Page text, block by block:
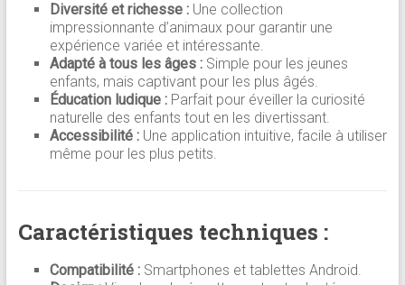
Diversité et richesse :Une collection
impressionnante d’animaux pour garantir une
expérience variée et intéressante.
Adapté à tous les âges :Simple pour les jeunes
enfants, mais captivant pour les plus âgés.
Éducation ludique :Parfait pour éveiller la curiosité
naturelle des enfants tout en les divertissant.
Accessibilité :Une application intuitive, facile à utiliser
même pour les plus petits.
Caractéristiques techniques :
Compatibilité :Smartphones et tablettes Android.